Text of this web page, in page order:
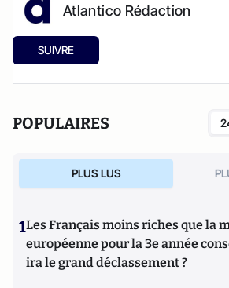
Atlantico Rédaction
SUIVRE
POPULAIRES
PLUS LUS
1Les Français moins riches que la
européenne pour la 3e année
ira le grand déclassement ?